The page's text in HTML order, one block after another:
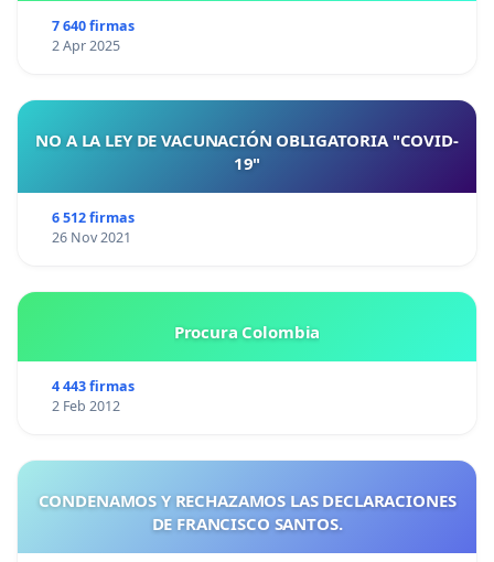
7 640 firmas
2 Apr 2025
NO A LA LEY DE VACUNACIÓN OBLIGATORIA "COVID-
19"
6 512 firmas
26 Nov 2021
Procura Colombia
4 443 firmas
2 Feb 2012
CONDENAMOS Y RECHAZAMOS LAS DECLARACIONES
DE FRANCISCO SANTOS.